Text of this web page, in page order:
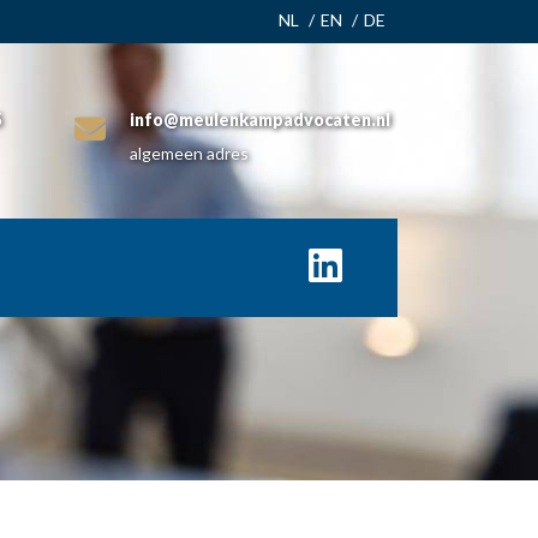
NL EN DE
info@meulenkampadvocaten.nl
algemeen adres
en Staatssteunrecht
& Vastgoedrecht
& Omgevingsrecht